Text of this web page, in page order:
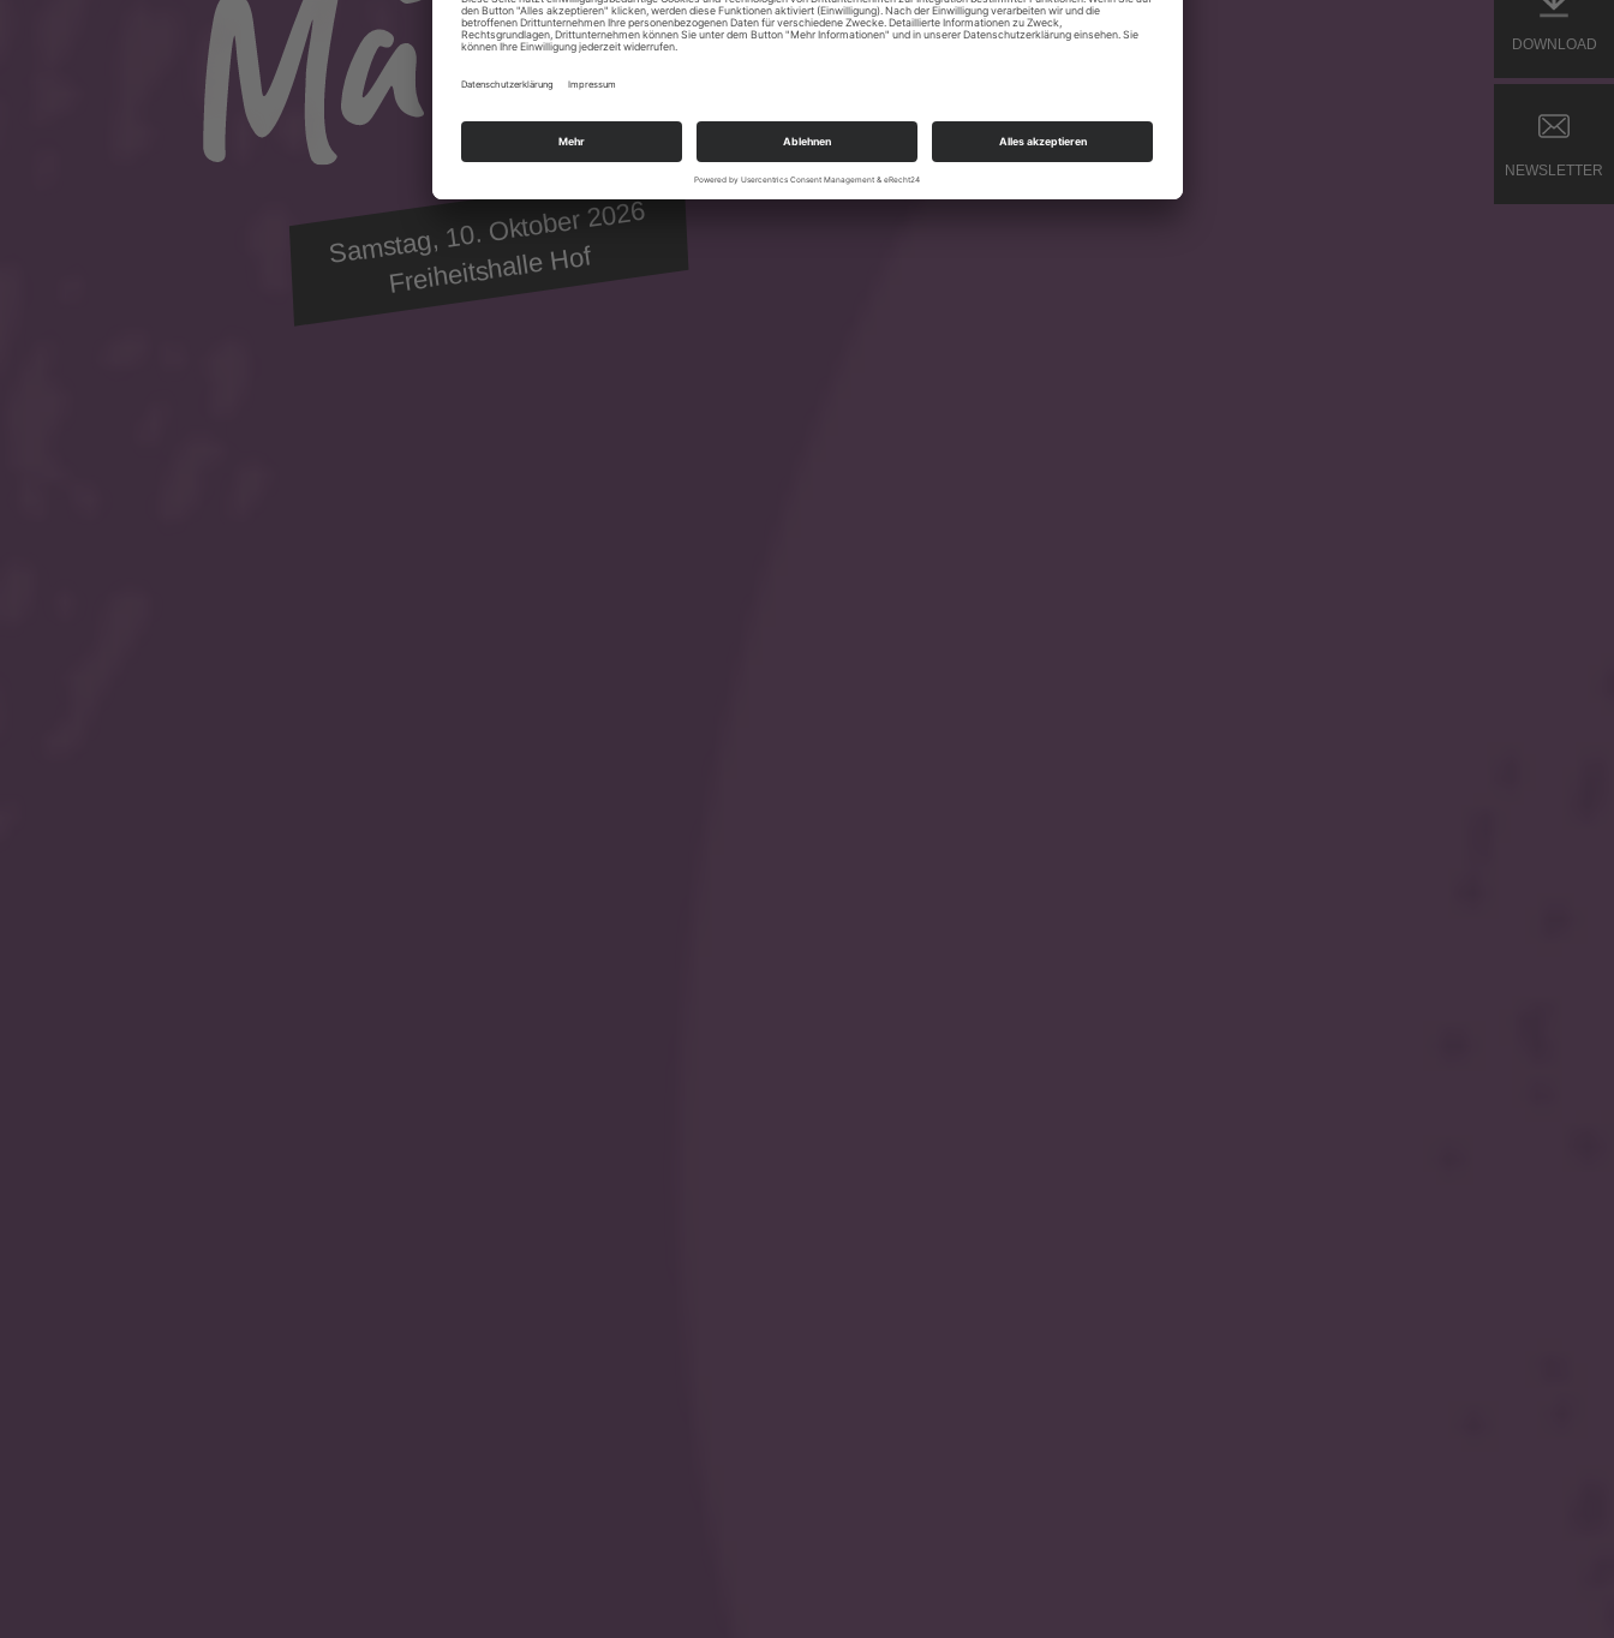
DOWNLOAD
NEWSLETTER
Samstag, 10. Oktober 2026
Freiheitshalle Hof